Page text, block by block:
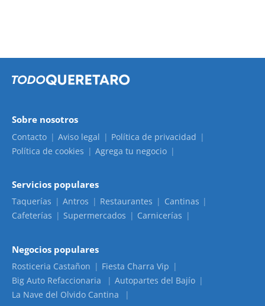
Sobre nosotros
Contacto Aviso legal
Política de privacidad
Política de cookies
Agrega tu negocio
Servicios populares
Taquerías Antros Restaurantes
Cantinas
Cafeterías
Supermercados Carnicerías
Negocios populares
Rosticeria Castañon
Fiesta Charra Vip
Big Auto Refaccionaria
Autopartes del Bajío
La Nave del Olvido Cantina